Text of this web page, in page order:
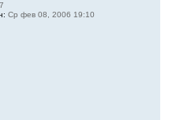
Ср фев 08, 2006 19:10